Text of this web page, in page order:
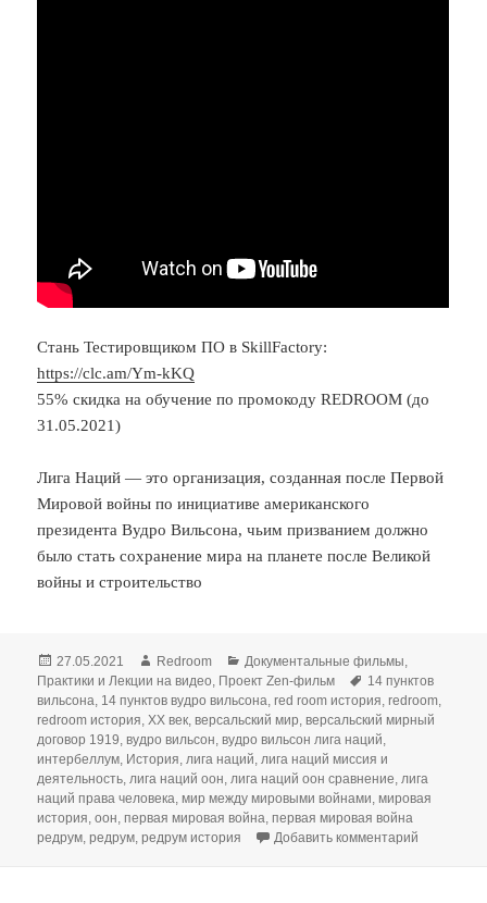
Стань Тестировщиком ПО в SkillFactory:
https://clc.am/Ym-kKQ
55% скидка на обучение по промокоду REDROOM (до
31.05.2021)
Лига Наций — это организация, созданная после Первой
Мировой войны по инициативе американского
президента Вудро Вильсона, чьим призванием должно
было стать сохранение мира на планете после Великой
войны и строительство
Опубликовано
27.05.2021 Автор
Redroom Рубрики
Документальные фильмы,
Практики и Лекции на видео, Проект Zen-фильм Метки
14 пунктов
вильсона, 14 пунктов вудро вильсона,red room история,redroom,
redroom история,XX век,версальский мир,версальский мирный
договор 1919,вудро вильсон,вудро вильсон лига наций,
интербеллум, История,лига наций,лига наций миссия и
деятельность,лига наций оон,лига наций оон сравнение,лига
наций права человека,мир между мировыми войнами,мировая
история,оон,первая мировая война,первая мировая война
редрум,редрум,редрум история Добавить комментарий